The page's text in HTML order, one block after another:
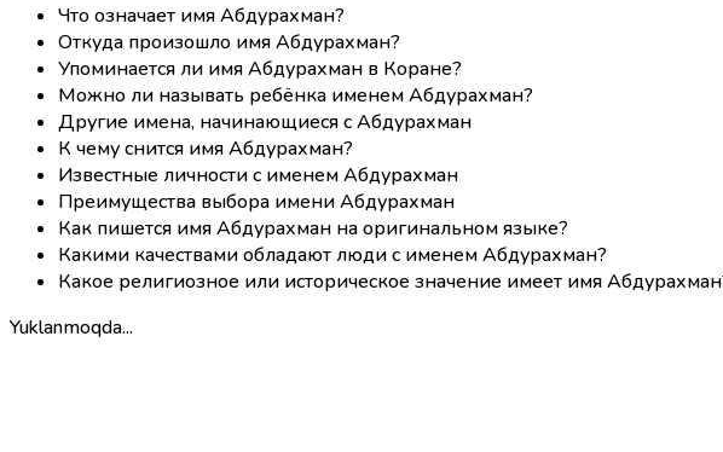
Что означает имя Абдурахман?
Откуда произошло имя Абдурахман?
Упоминается ли имя Абдурахман в Коране?
Можно ли называть ребёнка именем Абдурахман?
Другие имена, начинающиеся с Абдурахман
К чему снится имя Абдурахман?
Известные личности с именем Абдурахман
Преимущества выбора имени Абдурахман
Как пишется имя Абдурахман на оригинальном языке?
Какими качествами обладают люди с именем Абдурахман?
Какое религиозное или историческое значение имеет имя
Yuklanmoqda...